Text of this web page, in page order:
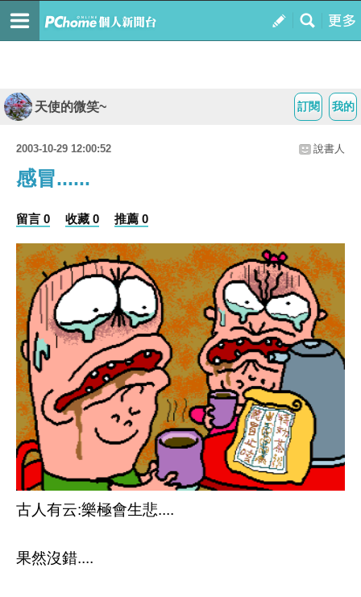
我的
訂閱
天使的微笑~
2003-10-29 12:00:52 說書人
感冒......
留言 0 收藏 0 推薦 0
古人有云:樂極會生悲....
果然沒錯....